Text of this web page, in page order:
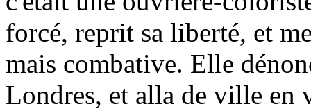
forcé, reprit sa liberté, et
mais combative. Elle
Londres, et alla de ville en